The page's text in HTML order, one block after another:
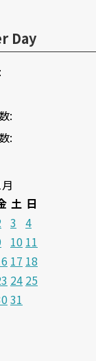
Day
:
:
土 日
3 4
10 11
17 18
24 25
31